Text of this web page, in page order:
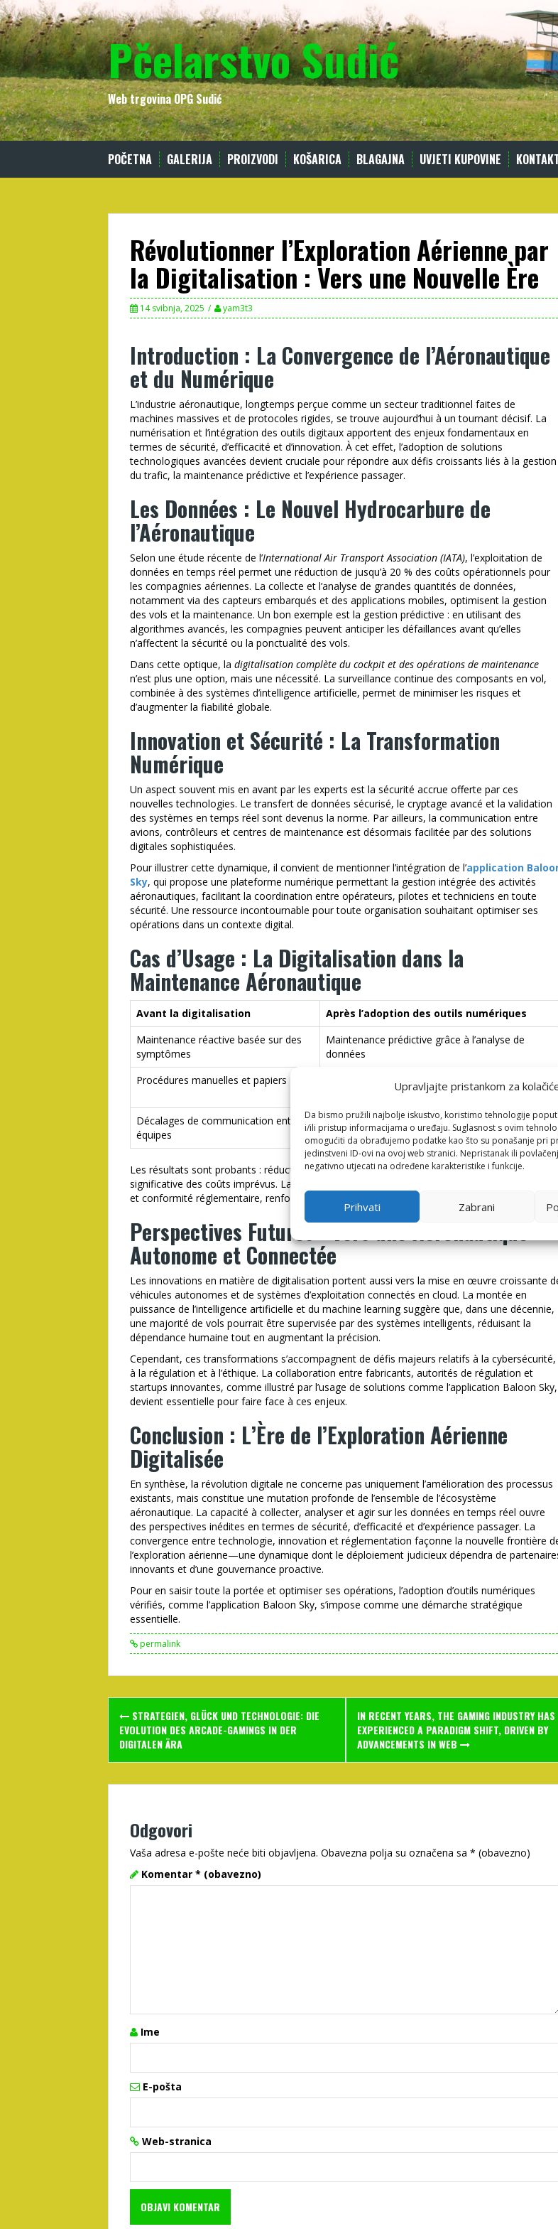
Upravljajte pristankom za
Da bismo pružili najbolje iskustvo, koristimo tehnologije poput
i/ili pristup informacijama o uređaju. Suglasnost s ovim
omogućiti da obrađujemo podatke kao što su ponašanje pri
jedinstveni ID-ovi na ovoj web stranici. Nepristanak ili
negativno utjecati na određene karakteristike i funkcije.
Prihvati Zabrani
Skip
to
content
Pčelarstvo Sudić
Web trgovina OPG Sudić
POČETNA GALERIJA PROIZVODI KOŠARICA BLAGAJNA UVJETI KUPOVINE
Révolutionner l’Exploration Aérienne par
la Digitalisation : Vers une Nouvelle Ère
14 svibnja, 2025 yam3t3
Introduction : La Convergence de l’Aéronautique
et du Numérique
L’industrie aéronautique, longtemps perçue comme un secteur traditionnel faites de
machines massives et de protocoles rigides, se trouve aujourd’hui à un tournant décisif. La
numérisation et l’intégration des outils digitaux apportent des enjeux fondamentaux en
termes de sécurité, d’efficacité et d’innovation. À cet effet, l’adoption de solutions
technologiques avancées devient cruciale pour répondre aux défis croissants liés à la gestion
du trafic, la maintenance prédictive et l’expérience passager.
Les Données : Le Nouvel Hydrocarbure de
l’Aéronautique
Selon une étude récente de l’International Air Transport Association (IATA), l’exploitation de
données en temps réel permet une réduction de jusqu’à 20 % des coûts opérationnels pour
les compagnies aériennes. La collecte et l’analyse de grandes quantités de données,
notamment via des capteurs embarqués et des applications mobiles, optimisent la gestion
des vols et la maintenance. Un bon exemple est la gestion prédictive : en utilisant des
algorithmes avancés, les compagnies peuvent anticiper les défaillances avant qu’elles
n’affectent la sécurité ou la ponctualité des vols.
Dans cette optique, la digitalisation complète du cockpit et des opérations de maintenance
n’est plus une option, mais une nécessité. La surveillance continue des composants en vol,
combinée à des systèmes d’intelligence artificielle, permet de minimiser les risques et
d’augmenter la fiabilité globale.
Innovation et Sécurité : La Transformation
Numérique
Un aspect souvent mis en avant par les experts est la sécurité accrue offerte par ces
nouvelles technologies. Le transfert de données sécurisé, le cryptage avancé et la validation
des systèmes en temps réel sont devenus la norme. Par ailleurs, la communication entre
avions, contrôleurs et centres de maintenance est désormais facilitée par des solutions
digitales sophistiquées.
Pour illustrer cette dynamique, il convient de mentionner l’intégration de l’application
Sky, qui propose une plateforme numérique permettant la gestion intégrée des activités
aéronautiques, facilitant la coordination entre opérateurs, pilotes et techniciens en toute
sécurité. Une ressource incontournable pour toute organisation souhaitant optimiser ses
opérations dans un contexte digital.
Cas d’Usage : La Digitalisation dans la
Maintenance Aéronautique
Avant la digitalisation
Après l’adoption des outils numériques
Maintenance réactive basée sur des
symptômes
Maintenance prédictive grâce à l’analyse de
données
Procédures manuelles et papiers
Systèmes digitaux automatisés avec historiques
Décalages de communication entre
équipes
Communication instantanée et centralisée
Les résultats sont probants : réduction de 30 % des délais de maintenance et diminution
significative des coûts imprévus. La digitalisation permet également une meilleure traçabilité
et conformité réglementaire, renforçant la sécurité aérienne.
Perspectives Futures : Vers une Aéronautique
Autonome et Connectée
Les innovations en matière de digitalisation portent aussi vers la mise en œuvre croissante
véhicules autonomes et de systèmes d’exploitation connectés en cloud. La montée en
puissance de l’intelligence artificielle et du machine learning suggère que, dans une décennie,
une majorité de vols pourrait être supervisée par des systèmes intelligents, réduisant la
dépendance humaine tout en augmentant la précision.
Cependant, ces transformations s’accompagnent de défis majeurs relatifs à la cybersécurité,
à la régulation et à l’éthique. La collaboration entre fabricants, autorités de régulation et
startups innovantes, comme illustré par l’usage de solutions comme l’application Baloon Sky,
devient essentielle pour faire face à ces enjeux.
Conclusion : L’Ère de l’Exploration Aérienne
Digitalisée
En synthèse, la révolution digitale ne concerne pas uniquement l’amélioration des processus
existants, mais constitue une mutation profonde de l’ensemble de l’écosystème
aéronautique. La capacité à collecter, analyser et agir sur les données en temps réel ouvre
des perspectives inédites en termes de sécurité, d’efficacité et d’expérience passager. La
convergence entre technologie, innovation et réglementation façonne la nouvelle frontière
l’exploration aérienne—une dynamique dont le déploiement judicieux dépendra de
innovants et d’une gouvernance proactive.
Pour en saisir toute la portée et optimiser ses opérations, l’adoption d’outils numériques
vérifiés, comme l’application Baloon Sky, s’impose comme une démarche stratégique
essentielle.
permalink
Post
navigation
STRATEGIEN, GLÜCK UND TECHNOLOGIE: DIE
EVOLUTION DES ARCADE-GAMINGS IN DER
DIGITALEN ÄRA
IN RECENT YEARS, THE GAMING INDUSTRY HAS
EXPERIENCED A PARADIGM SHIFT, DRIVEN BY
ADVANCEMENTS IN WEB
Odgovori
Vaša adresa e-pošte neće biti objavljena. Obavezna polja su označena sa * (obavezno)
Komentar * (obavezno)
Ime
E-pošta
Web-stranica